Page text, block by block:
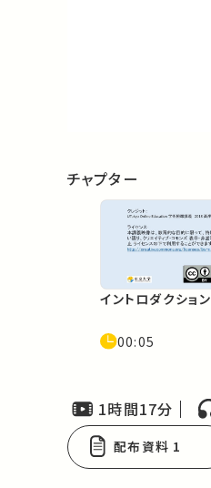
チャプター
イントロダクション
00:05
1時間17分
配布資料 1